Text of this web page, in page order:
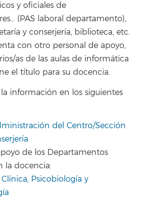
y oficiales de
(PAS laboral departamento),
y conserjería, biblioteca, etc.
con otro personal de apoyo,
as de las aulas de informática
el título para su docencia.
información en los siguientes
del Centro/Sección
de los Departamentos
la docencia:
Psicobiología y